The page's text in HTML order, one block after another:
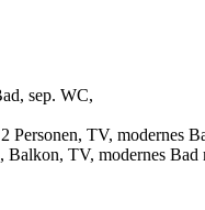
sep. WC,
Personen, TV, modernes
Balkon, TV, modernes